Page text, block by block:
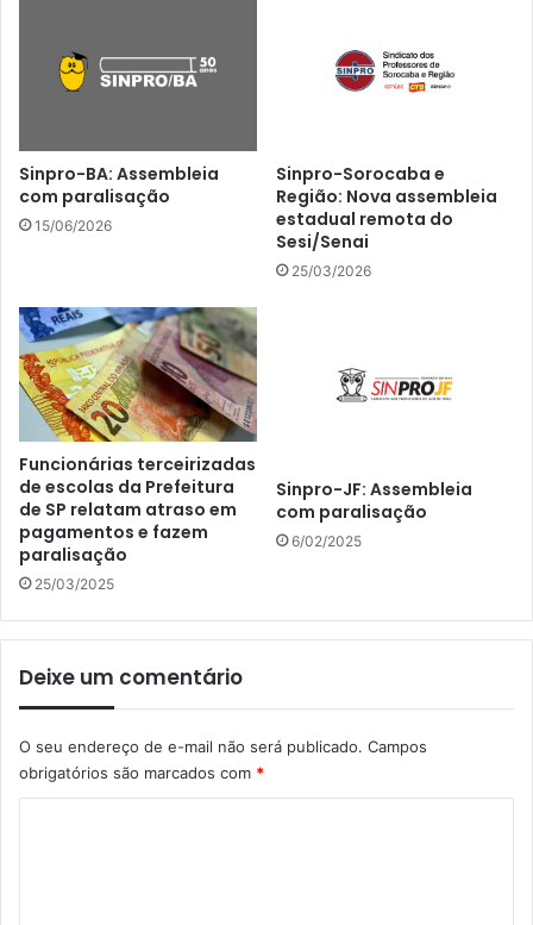
Sinpro-BA: Assembleia
com paralisação
15/06/2026
Sinpro-Sorocaba e
Região: Nova assembleia
estadual remota do
Sesi/Senai
25/03/2026
Funcionárias terceirizadas
de escolas da Prefeitura
de SP relatam atraso em
pagamentos e fazem
paralisação
25/03/2025
Sinpro-JF: Assembleia
com paralisação
6/02/2025
Deixe um comentário
O seu endereço de e-mail não será publicado. Campos
obrigatórios são marcados com *